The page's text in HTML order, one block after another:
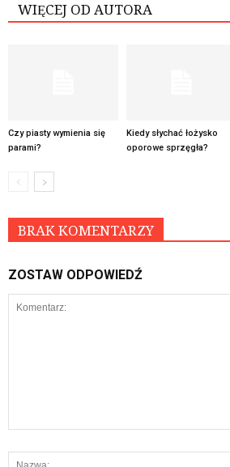
WIĘCEJ OD AUTORA
Czy piasty wymienia się
parami?
Kiedy słychać łożysko
oporowe sprzęgła?
BRAK KOMENTARZY
ZOSTAW ODPOWIEDŹ